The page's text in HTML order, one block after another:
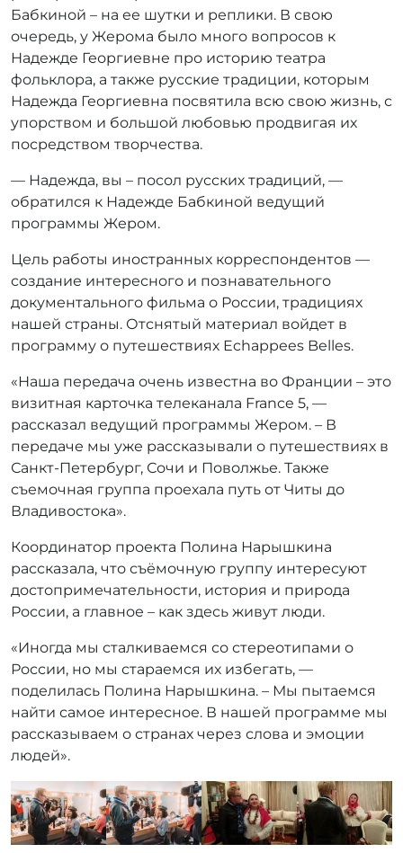
Бабкиной – на ее шутки и реплики. В свою
очередь, у Жерома было много вопросов к
Надежде Георгиевне про историю театра
фольклора, а также русские традиции, которым
Надежда Георгиевна посвятила всю свою жизнь, с
упорством и большой любовью продвигая их
посредством творчества.
— Надежда, вы – посол русских традиций, —
обратился к Надежде Бабкиной ведущий
программы Жером.
Цель работы иностранных корреспондентов —
создание интересного и познавательного
документального фильма о России, традициях
нашей страны. Отснятый материал войдет в
программу о путешествиях Echappees Belles.
«Наша передача очень известна во Франции – это
визитная карточка телеканала France 5, —
рассказал ведущий программы Жером. – В
передаче мы уже рассказывали о путешествиях в
Санкт-Петербург, Сочи и Поволжье. Также
съемочная группа проехала путь от Читы до
Владивостока».
Координатор проекта Полина Нарышкина
рассказала, что съёмочную группу интересуют
достопримечательности, история и природа
России, а главное – как здесь живут люди.
«Иногда мы сталкиваемся со стереотипами о
России, но мы стараемся их избегать, —
поделилась Полина Нарышкина. – Мы пытаемся
найти самое интересное. В нашей программе мы
рассказываем о странах через слова и эмоции
людей».